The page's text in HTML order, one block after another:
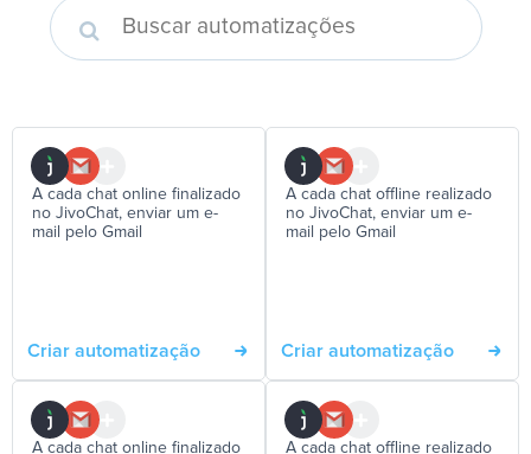
A cada chat online finalizado
no JivoChat, enviar um e-
mail pelo Gmail
Criar automatização
A cada chat offline realizado
no JivoChat, enviar um e-
mail pelo Gmail
Criar automatização
A cada chat online finalizado
A cada chat offline realizado